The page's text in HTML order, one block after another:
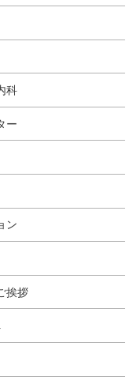
科
ー
ン
挨拶